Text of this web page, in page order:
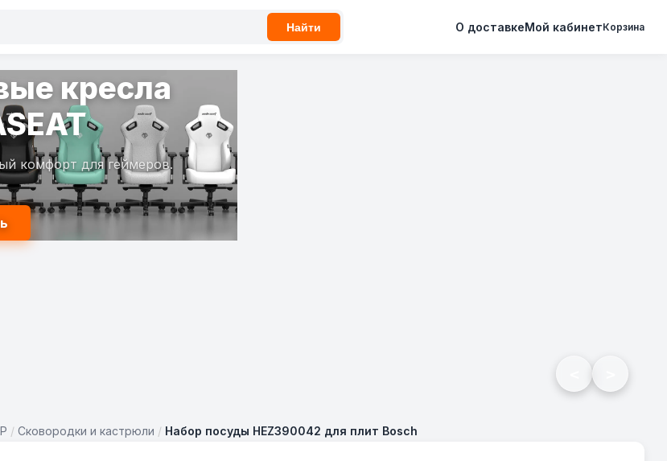
Найти О доставкеМой кабинетКорзина
кресла
комфорт для геймеров.
/ Сковородки и кастрюли / Набор посуды HEZ390042 для плит Bosch